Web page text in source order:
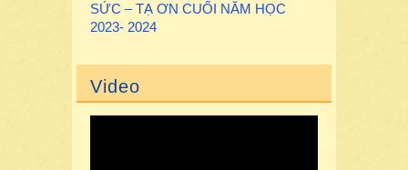
SỨC – TẠ ƠN CUỐI NĂM HỌC
2023- 2024
Video